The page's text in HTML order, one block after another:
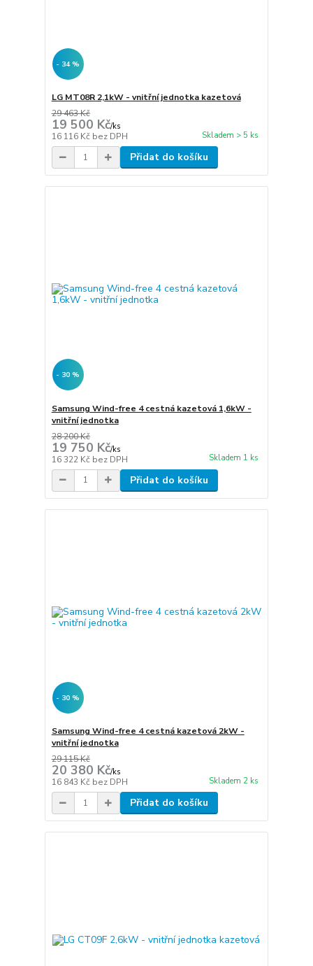
- 34 %
LG MT08R 2,1kW - vnitřní jednotka kazetová
29 463 Kč
19 500 Kč/ks
16 116 Kč bez DPH Skladem > 5 ks
Přidat do košíku
- 30 %
Samsung Wind-free 4 cestná kazetová 1,6kW -
vnitřní jednotka
28 200 Kč
19 750 Kč/ks
16 322 Kč bez DPH Skladem 1 ks
Přidat do košíku
- 30 %
Samsung Wind-free 4 cestná kazetová 2kW -
vnitřní jednotka
29 115 Kč
20 380 Kč/ks
16 843 Kč bez DPH Skladem 2 ks
Přidat do košíku